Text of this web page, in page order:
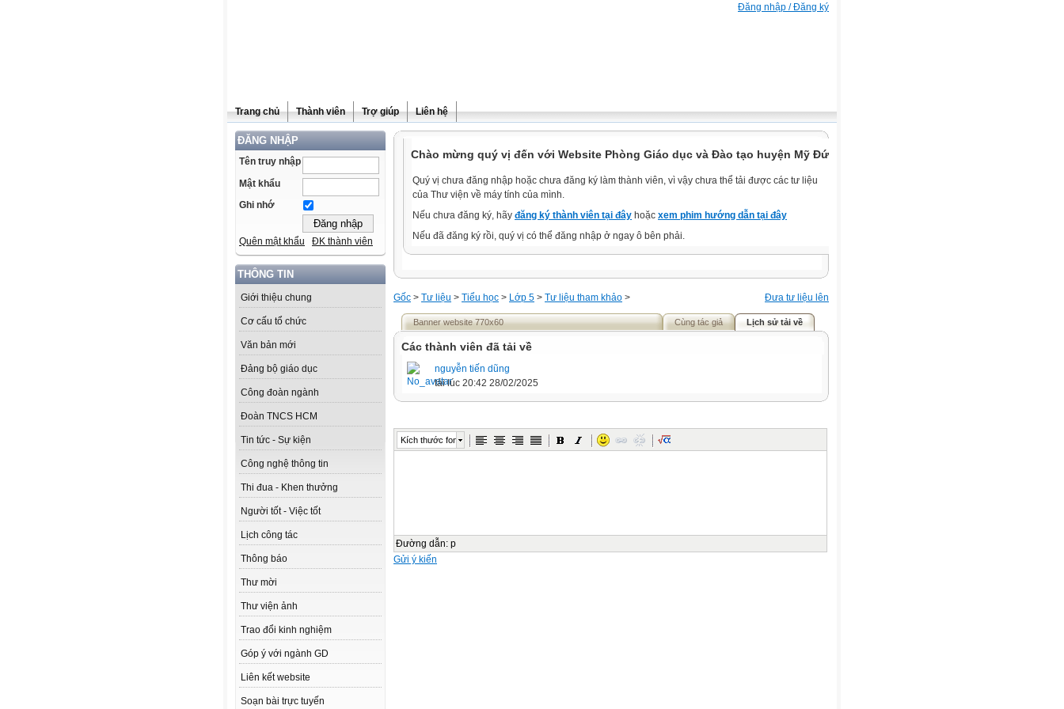
Đăng nhập / Đăng ký
Trang chủ Thành viên Trợ giúp Liên hệ
ĐĂNG NHẬP
Tên truy nhập
Mật khẩu
Ghi nhớ
Quên mật khẩu ĐK thành viên
THÔNG TIN
Giới thiệu chung
Cơ cấu tổ chức
Văn bản mới
Đảng bộ giáo dục
Công đoàn ngành
Đoàn TNCS HCM
Tin tức - Sự kiện
Công nghệ thông tin
Thi đua - Khen thưởng
Người tốt - Việc tốt
Lịch công tác
Thông báo
Thư mời
Thư viện ảnh
Trao đổi kinh nghiệm
Góp ý với ngành GD
Liên kết website
Soạn bài trực tuyến
Chào mừng quý vị đến với Website Phòng Giáo dục và Đào tạo huyện Mỹ Đức.
Quý vị chưa đăng nhập hoặc chưa đăng ký làm thành viên, vì vậy chưa thể tải được các tư liệu
của Thư viện về máy tính của mình.
Nếu chưa đăng ký, hãy đăng ký thành viên tại đây hoặc xem phim hướng dẫn tại đây
Nếu đã đăng ký rồi, quý vị có thể đăng nhập ở ngay ô bên phải.
Đưa tư liệu lên
Gốc > Tư liệu > Tiểu học > Lớp 5 > Tư liệu tham khảo >
Banner website 770x60 Cùng tác giả Lịch sử tải về
Các thành viên đã tải về
nguyễn tiến dũng
tải lúc 20:42 28/02/2025
Kích thước font
Đường dẫn: p
Gửi ý kiến